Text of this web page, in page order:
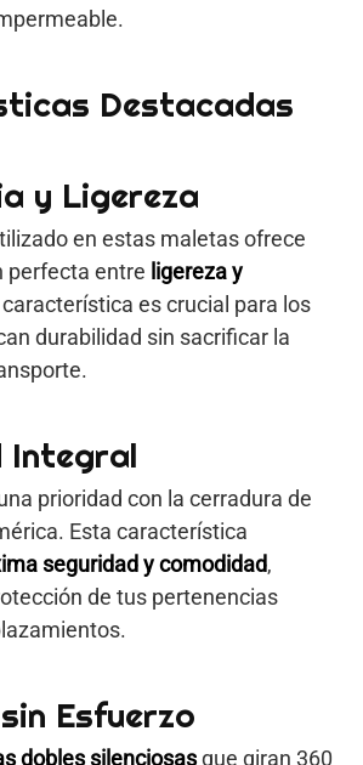
Destacadas
y Ligereza
en estas maletas ofrece
perfecta entre ligereza y
característica es crucial para los
durabilidad sin sacrificar la
Integral
prioridad con la cerradura de
Esta característica
seguridad y comodidad,
de tus pertenencias
Esfuerzo
dobles silenciosasque giran 360